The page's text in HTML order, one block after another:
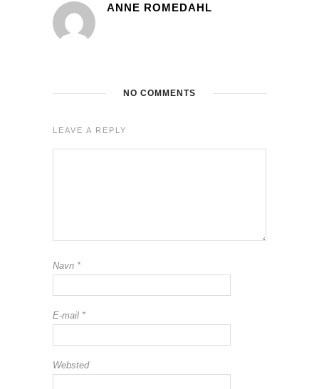
ANNE ROMEDAHL
NO COMMENTS
LEAVE A REPLY
Navn *
E-mail *
Websted